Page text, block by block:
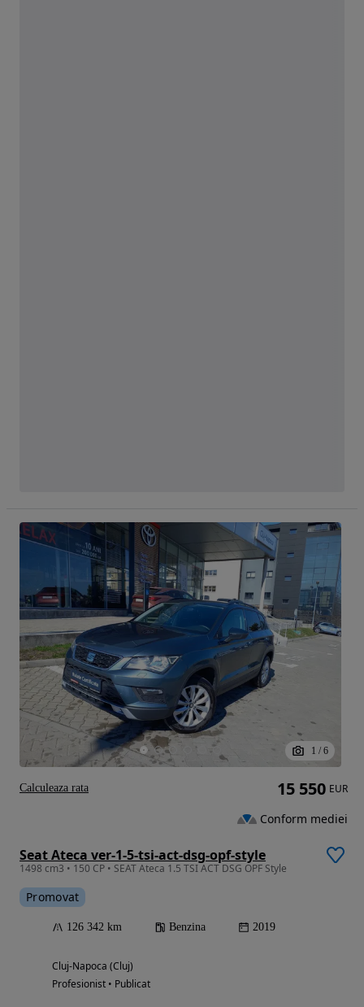
1 / 6
Seat Ateca ver-1-5-tsi-act-dsg-opf-style
1498 cm3 • 150 CP • SEAT Ateca 1.5 TSI ACT DSG OPF Style
Promovat
126 342 km Benzina 2019
Cluj-Napoca (Cluj)
Profesionist • Publicat
15 550 EUR
Conform mediei
Calculeaza rata